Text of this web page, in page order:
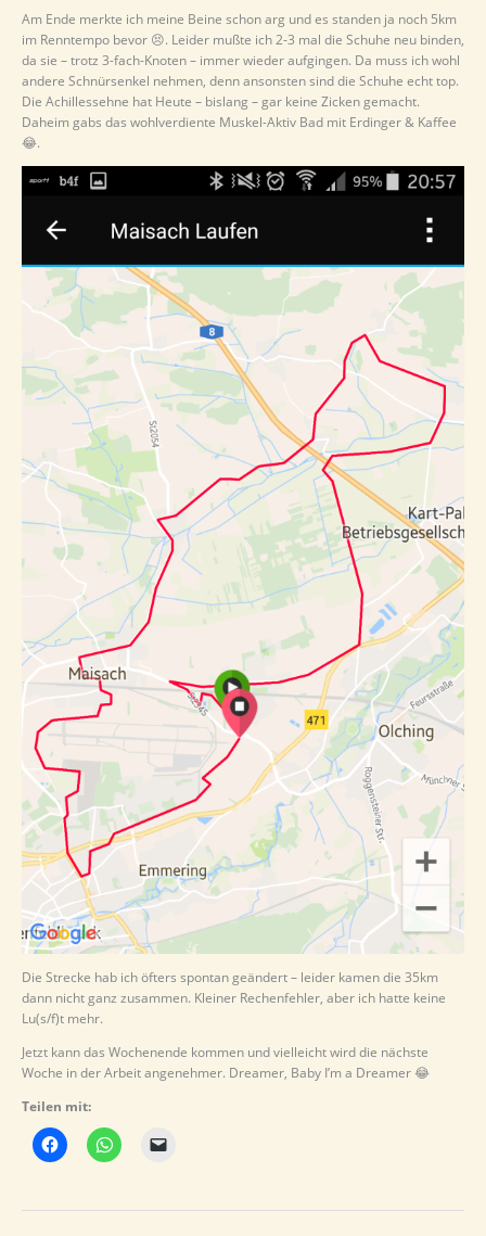
Am Ende merkte ich meine Beine schon arg und es standen ja noch 5km
im Renntempo bevor 😣. Leider mußte ich 2-3 mal die Schuhe neu binden,
da sie – trotz 3-fach-Knoten – immer wieder aufgingen. Da muss ich wohl
andere Schnürsenkel nehmen, denn ansonsten sind die Schuhe echt top.
Die Achillessehne hat Heute – bislang – gar keine Zicken gemacht.
Daheim gabs das wohlverdiente Muskel-Aktiv Bad mit Erdinger & Kaffee
😂.
Die Strecke hab ich öfters spontan geändert – leider kamen die 35km
dann nicht ganz zusammen. Kleiner Rechenfehler, aber ich hatte keine
Lu(s/f)t mehr.
Jetzt kann das Wochenende kommen und vielleicht wird die nächste
Woche in der Arbeit angenehmer. Dreamer, Baby I’m a Dreamer 😂
Teilen mit: